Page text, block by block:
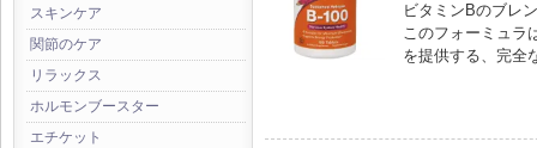
スキンケア
関節のケア
リラックス
ホルモンブースター
エチケット
ビタミンBのブレ
このフォーミュラ
を提供する、完全